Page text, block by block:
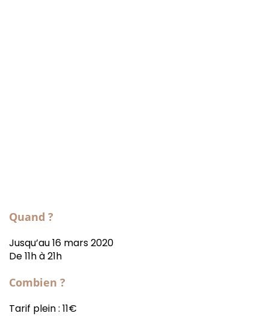
Quand ?
Jusqu’au 16 mars 2020
De 11h à 21h
Combien ?
Tarif plein : 11€